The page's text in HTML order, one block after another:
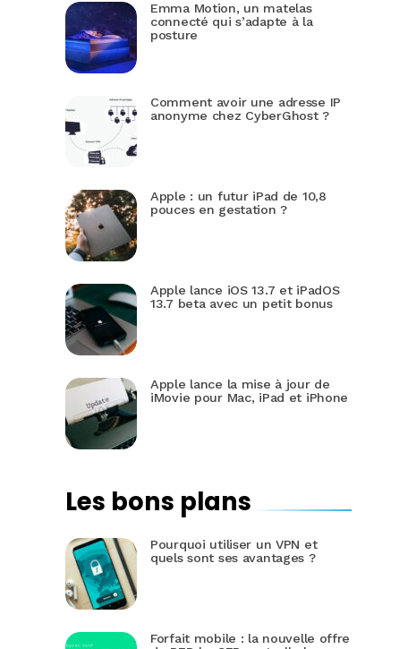
Emma Motion, un matelas
connecté qui s’adapte à la
posture
Comment avoir une adresse IP
anonyme chez CyberGhost ?
Apple : un futur iPad de 10,8
pouces en gestation ?
Apple lance iOS 13.7 et iPadOS
13.7 beta avec un petit bonus
Apple lance la mise à jour de
iMovie pour Mac, iPad et iPhone
Les bons plans
Pourquoi utiliser un VPN et
quels sont ses avantages ?
Forfait mobile : la nouvelle offre